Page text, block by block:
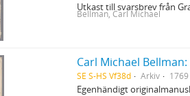
Utkast till svarsbrev från
Bellman, Carl Michael
Carl Michael
SE S-HS Vf38d Arkiv 1769
Egenhändigt